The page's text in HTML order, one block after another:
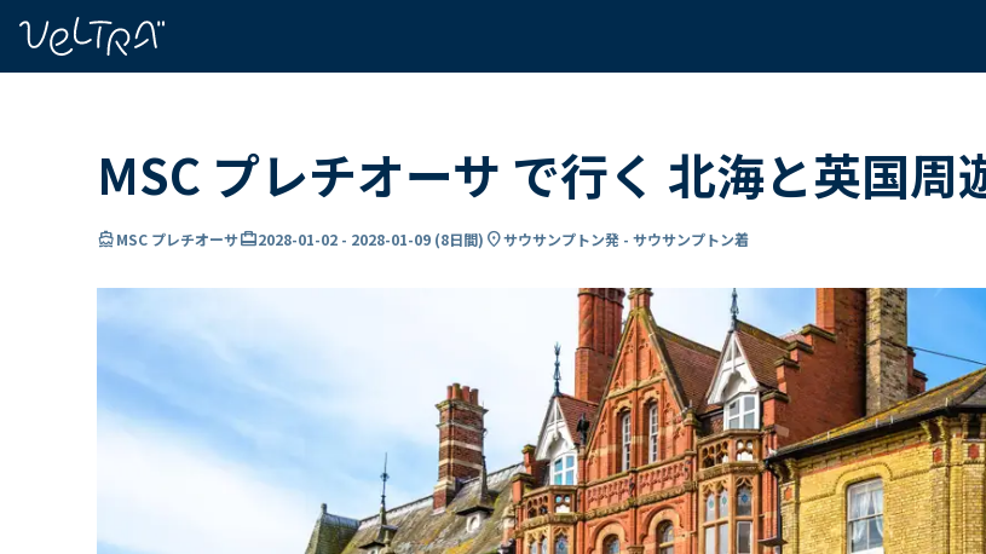
MSC プレチオーサ で行く 北海と英国周
directions_boatMSC プレチオーサcard_travel2028-01-02 - 2028-01-09 (8日間) location_onサウサンプトン発 - サウサンプトン着